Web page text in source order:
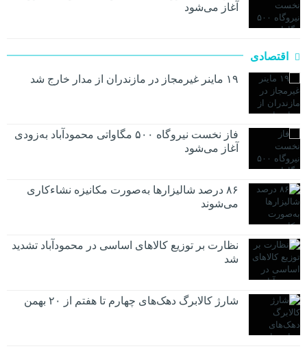
آغاز می‌شود
اقتصادی
۱۹ ماینر غیرمجاز در مازندران از مدار خارج شد
فاز نخست نیروگاه ۵۰۰ مگاواتی محمودآباد به‌زودی
آغاز می‌شود
۸۶ درصد شالیزارها به‌صورت مکانیزه نشاءکاری
می‌شوند
نظارت بر توزیع کالا‌های اساسی در محمودآباد تشدید
شد
شارژ کالابرگ دهک‌های چهارم تا هفتم از ۲۰ بهمن